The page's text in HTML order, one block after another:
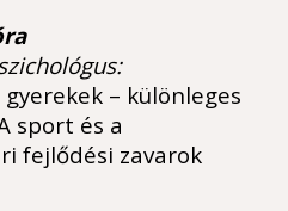
– különleges
sport és a
fejlődési zavarok